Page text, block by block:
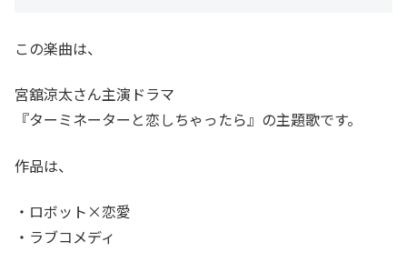
この楽曲は、
宮舘涼太さん主演ドラマ
『ターミネーターと恋しちゃったら』の主題歌です。
作品は、
・ロボット×恋愛
・ラブコメディ